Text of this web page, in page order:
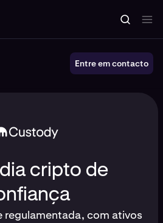
Entre em contacto
CustódiaStake
cripto de
regulamentada, com ativos